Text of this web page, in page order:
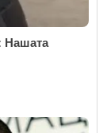
Нашата